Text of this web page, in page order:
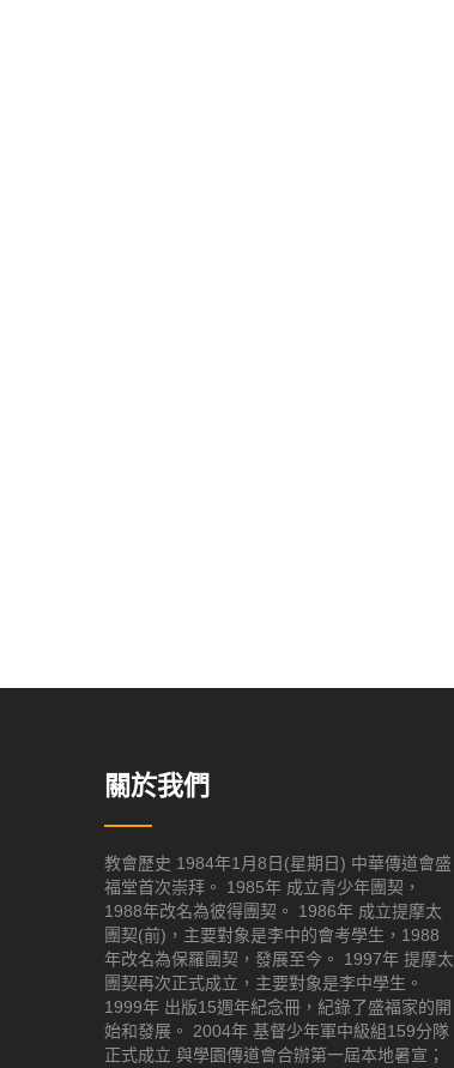
關於我們
教會歷史 1984年1月8日(星期日) 中華傳道會盛
福堂首次崇拜。 1985年 成立青少年團契，
1988年改名為彼得團契。 1986年 成立提摩太
團契(前)，主要對象是李中的會考學生，1988
年改名為保羅團契，發展至今。 1997年 提摩太
團契再次正式成立，主要對象是李中學生。
1999年 出版15週年紀念冊，紀錄了盛福家的開
始和發展。 2004年 基督少年軍中級組159分隊
正式成立 與學園傳道會合辦第一屆本地暑宣；